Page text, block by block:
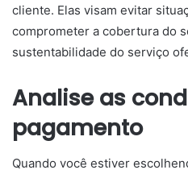
cliente. Elas visam evitar
comprometer a cobertura do
sustentabilidade do serviço
Analise as
pagamento
Quando você estiver